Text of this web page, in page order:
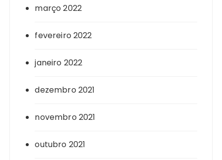
março 2022
fevereiro 2022
janeiro 2022
dezembro 2021
novembro 2021
outubro 2021